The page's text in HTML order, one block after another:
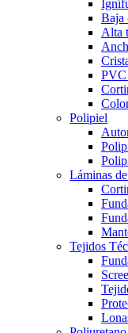
Baja
Alta
PVC
Polipiel
Láminas
Tejidos